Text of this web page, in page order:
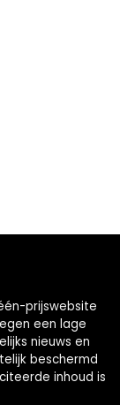
prijswebsite
een lage
nieuws en
beschermd
inhoud is